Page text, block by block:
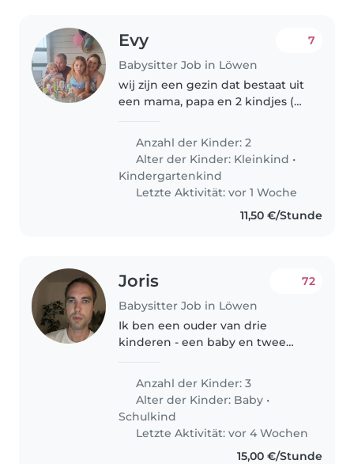
Evy
Babysitter Job in Löwen
7
wij zijn een gezin dat bestaat uit
een mama, papa en 2 kindjes (
heet. we zijn op zoek naar
iemand die af en toe kan komen
babysitten.
Anzahl der Kinder: 2
Alter der Kinder: Kleinkind •
Kindergartenkind
Letzte Aktivität: vor 1 Woche
11,50 €/Stunde
Joris
Babysitter Job in Löwen
72
Ik ben een ouder van drie
kinderen - een baby en twee
erg creatief, grappig en
onafhankelijk. We zoeken een
betrouwbare babysitter die hen
kan opvangen..
Anzahl der Kinder: 3
Alter der Kinder: Baby •
Schulkind
Letzte Aktivität: vor 4 Wochen
15,00 €/Stunde